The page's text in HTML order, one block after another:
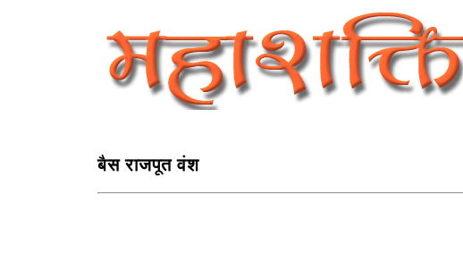
बैस राजपूत वंश